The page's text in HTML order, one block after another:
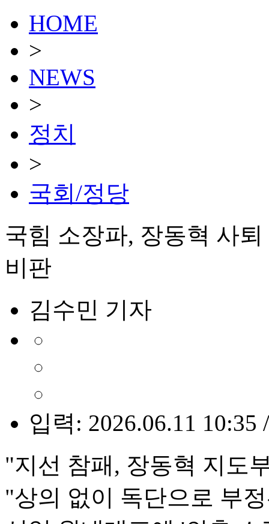
HOME
>
NEWS
>
정치
>
국회/정당
국힘 소장파, 장동혁 사
비판
김수민 기자
입력: 2026.06.11 10:35
"지선 참패, 장동혁 지도
"상의 없이 독단으로 부